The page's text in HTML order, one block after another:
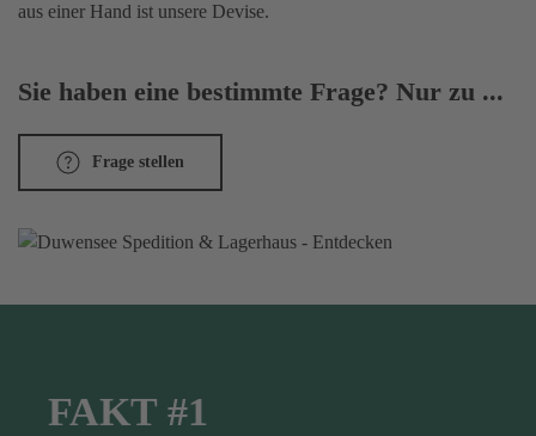
aus einer Hand ist unsere Devise.
Sie haben eine bestimmte Frage? Nur zu ...
Frage stellen
FAKT #1